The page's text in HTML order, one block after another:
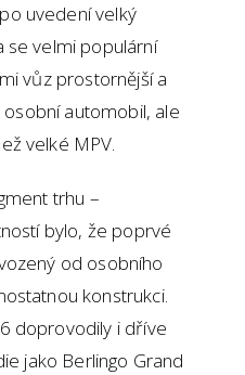
uvedení velký
se velmi populární
vůz prostornější a
osobní automobil, ale
velké MPV.
trhu –
bylo, že poprvé
od osobního
konstrukci.
doprovodily i dříve
jako Berlingo Grand